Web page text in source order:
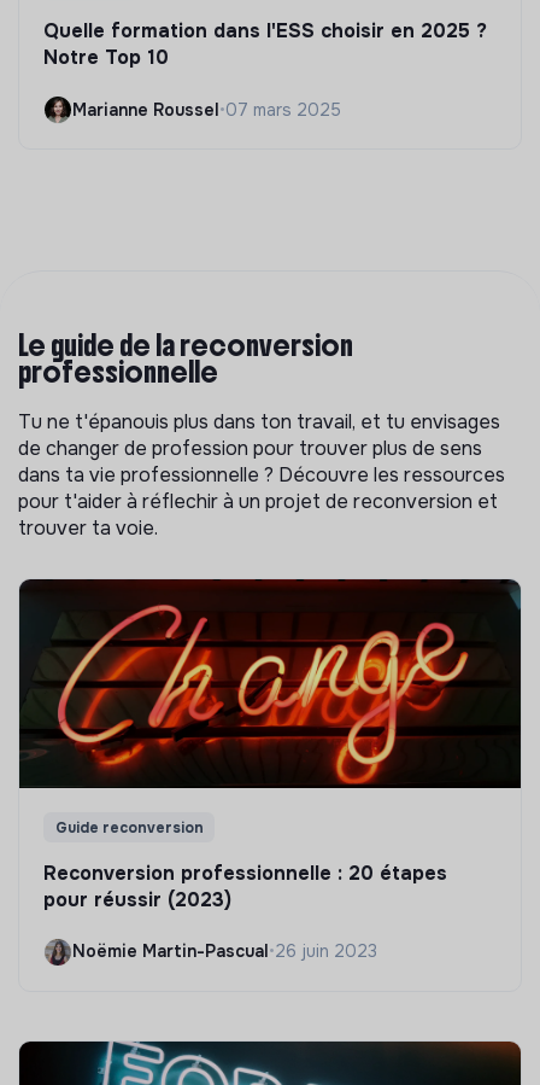
Quelle formation dans l'ESS choisir en 2025 ?
Notre Top 10
Marianne Roussel•07 mars 2025
Le guide de la reconversion
professionnelle
Tu ne t'épanouis plus dans ton travail, et tu envisages
de changer de profession pour trouver plus de sens
dans ta vie professionnelle ? Découvre les ressources
pour t'aider à réflechir à un projet de reconversion et
trouver ta voie.
Guide reconversion
Reconversion professionnelle : 20 étapes
pour réussir (2023)
Noëmie Martin-Pascual •26 juin 2023